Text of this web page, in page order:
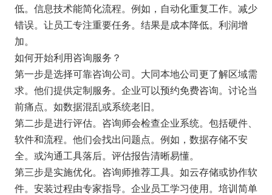
低。信息技术能简化流程。例如，自动化重复工作。减少
错误。让员工专注重要任务。结果是成本降低。利润增
加。
如何开始利用咨询服务？
第一步是选择可靠咨询公司。大同本地公司更了解区域需
求。他们提供定制服务。企业可以预约免费咨询。讨论当
前痛点。如数据混乱或系统老旧。
第二步是进行评估。咨询师会检查企业系统。包括硬件、
软件和流程。他们会找出问题点。例如，数据存储不安
全。或沟通工具落后。评估报告清晰易懂。
第三步是实施优化。咨询师推荐工具。如云存储或协作软
件。安装过程由专家指导。企业员工学习使用。培训简单